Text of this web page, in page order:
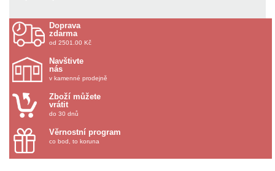
Doprava
zdarma
od 2501.00 Kč
Navštivte
nás
v kamenné prodejně
Zboží můžete
vrátit
do 30 dnů
Věrnostní program
co bod, to koruna